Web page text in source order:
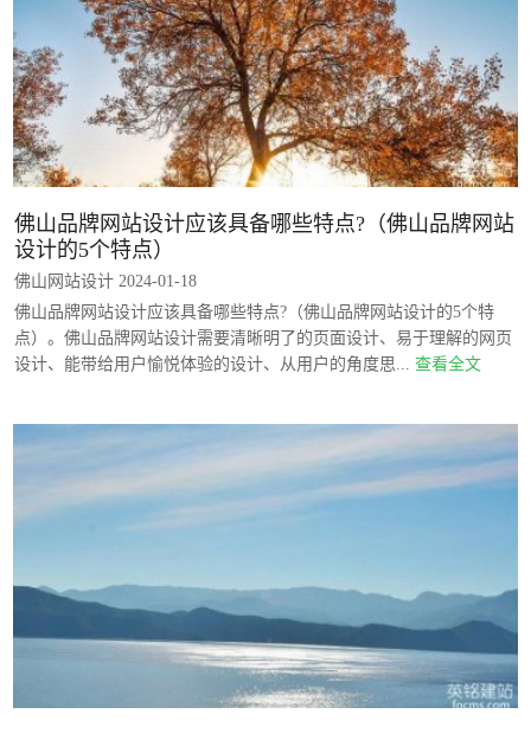
佛山品牌网站设计应该具备哪些特点?（佛山品牌网站
设计的5个特点）
佛山网站设计 2024-01-18
佛山品牌网站设计应该具备哪些特点?（佛山品牌网站设计的5个特
点）。佛山品牌网站设计需要清晰明了的页面设计、易于理解的网页
设计、能带给用户愉悦体验的设计、从用户的角度思... 查看全文